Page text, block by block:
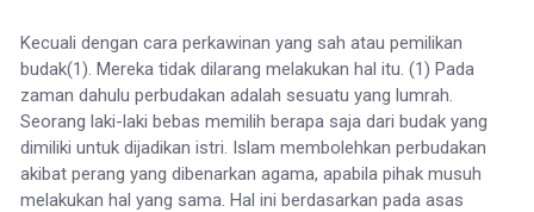
Kecuali dengan cara perkawinan yang sah atau pemilikan
budak(1). Mereka tidak dilarang melakukan hal itu. (1) Pada
zaman dahulu perbudakan adalah sesuatu yang lumrah.
Seorang laki-laki bebas memilih berapa saja dari budak yang
dimiliki untuk dijadikan istri. Islam membolehkan perbudakan
akibat perang yang dibenarkan agama, apabila pihak musuh
melakukan hal yang sama. Hal ini berdasarkan pada asas